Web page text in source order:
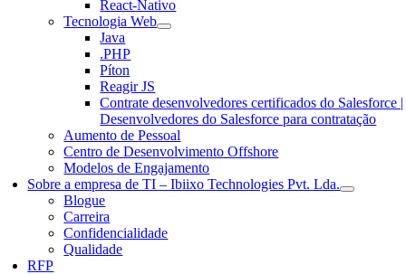
React-Nativo
Tecnologia Web
Java
.PHP
Píton
Reagir JS
Contrate desenvolvedores certificados do Salesforce |
Desenvolvedores do Salesforce para contratação
Aumento de Pessoal
Centro de Desenvolvimento Offshore
Modelos de Engajamento
Sobre a empresa de TI – Ibiixo Technologies Pvt. Lda.
Blogue
Carreira
Confidencialidade
Qualidade
RFP